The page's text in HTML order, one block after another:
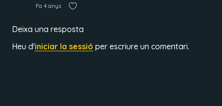
Fa 4 anys
Deixa una resposta
Heu d'iniciar la sessió per escriure un comentari.